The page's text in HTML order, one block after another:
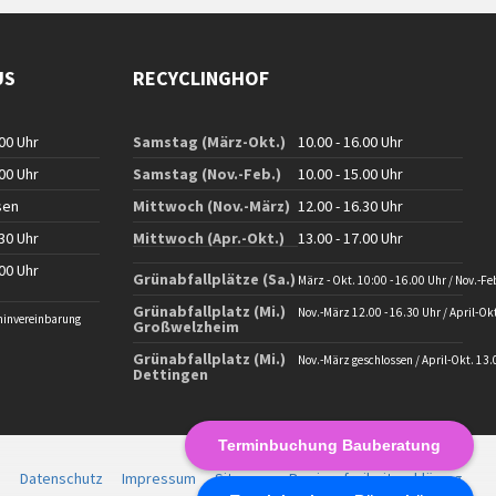
Terminbuchung Bauberatung
Uhr
Uhr
Uhr
Uhr
RECYCLINGHOF
Samstag (März-Okt.)
10.00 - 16.00 Uhr
Samstag (Nov.-Feb.)
10.00 - 15.00 Uhr
Mittwoch (Nov.-März) 12.00 - 16.30 Uhr
Mittwoch (Apr.-Okt.)
13.00 - 17.00 Uhr
Grünabfallplätze (Sa.) März - Okt. 10:00 - 16.00 Uhr / Nov.-
Grünabfallplatz (Mi.)
Großwelzheim
Nov.-März 12.00 - 16.30 Uhr / April-
Grünabfallplatz (Mi.)
Dettingen
Nov.-März geschlossen / April-Okt.
Datenschutz Impressum Sitemap Barrierefreiheitserklärung